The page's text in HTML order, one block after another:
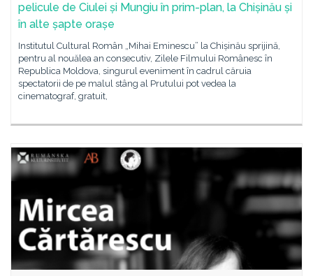
pelicule de Ciulei și Mungiu în prim-plan, la Chișinău și
în alte șapte orașe
Institutul Cultural Român „Mihai Eminescu” la Chișinău sprijină,
pentru al nouălea an consecutiv, Zilele Filmului Românesc în
Republica Moldova, singurul eveniment în cadrul căruia
spectatorii de pe malul stâng al Prutului pot vedea la
cinematograf, gratuit,